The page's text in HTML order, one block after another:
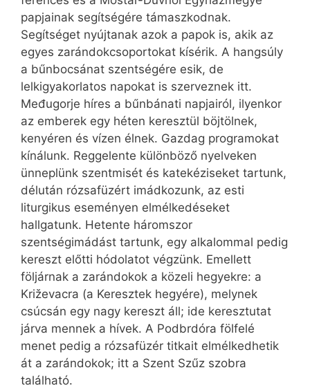
papjainak segítségére támaszkodnak.
Segítséget nyújtanak azok a papok is, akik az
egyes zarándokcsoportokat kísérik. A hangsúly
a bűnbocsánat szentségére esik, de
lelkigyakorlatos napokat is szerveznek itt.
Međugorje híres a bűnbánati napjairól, ilyenkor
az emberek egy héten keresztül böjtölnek,
kenyéren és vízen élnek. Gazdag programokat
kínálunk. Reggelente különböző nyelveken
ünneplünk szentmisét és katekéziseket tartunk,
délután rózsafüzért imádkozunk, az esti
liturgikus eseményen elmélkedéseket
hallgatunk. Hetente háromszor
szentségimádást tartunk, egy alkalommal pedig
kereszt előtti hódolatot végzünk. Emellett
följárnak a zarándokok a közeli hegyekre: a
Križe­vacra (a Keresztek hegyére), melynek
csúcsán egy nagy kereszt áll; ide keresztutat
járva mennek a hívek. A Podbrdóra fölfelé
menet pedig a rózsafüzér titkait elmélkedhetik
át a zarándokok; itt a Szent Szűz szobra
található.